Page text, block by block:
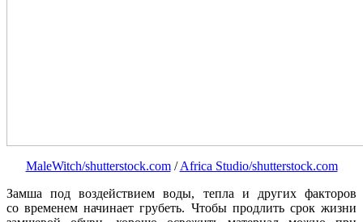
MaleWitch/shutterstock.com/Africa Studio/shutterstock.com
Замша под воздействием воды, тепла и других факторов
со временем начинает грубеть. Чтобы продлить срок жизни